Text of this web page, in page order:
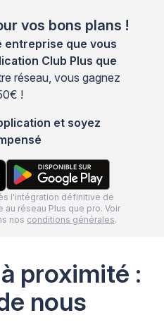
vos bons plans !
entreprise que vous
Club Plus que
réseau, vous gagnez
!
et soyez
l'intégration définitive de
réseau Plus que pro. Voir
nos conditions générales.
à proximité :
nous